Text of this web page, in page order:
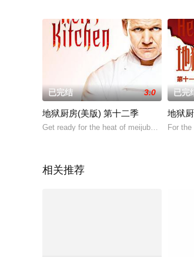
已完结 3.0
地狱厨房(美版) 第十二季
Get ready for the heat of meijubar HELL'S
已完
地狱
For
相关推荐